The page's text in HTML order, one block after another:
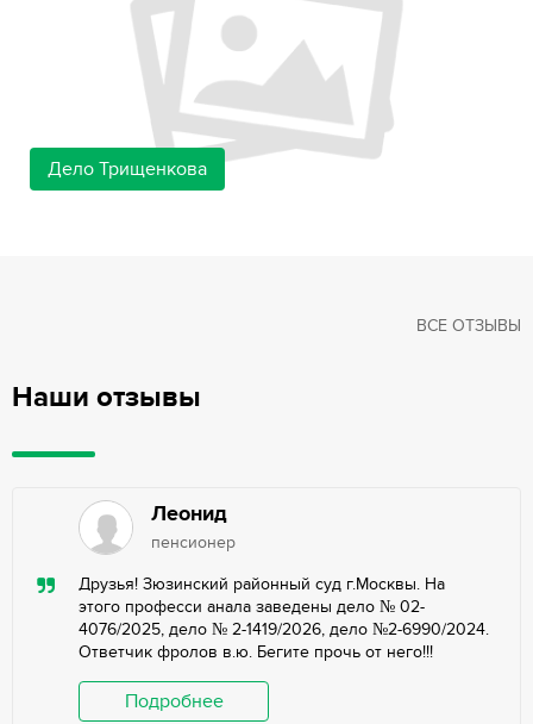
Дело Трищенкова
Наши отзывы
ВСЕ ОТЗЫВЫ
Леонид
пенсионер
Друзья! Зюзинский районный суд г.Москвы. На
этого професси анала заведены дело № 02-
4076/2025, дело № 2-1419/2026, дело №2-6990/2024.
Ответчик фролов в.ю. Бегите прочь от него!!!
Подробнее